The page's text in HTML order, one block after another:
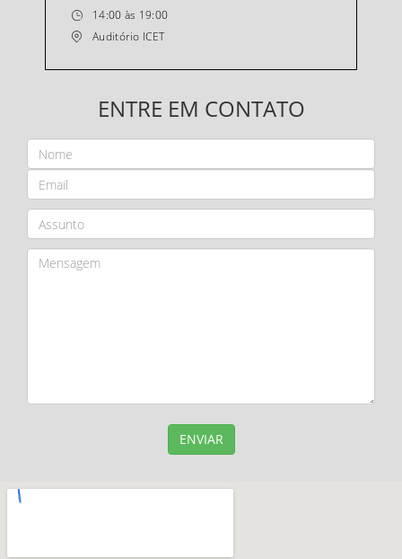
14:00 às 19:00
Auditório ICET
ENTRE EM CONTATO
ENVIAR